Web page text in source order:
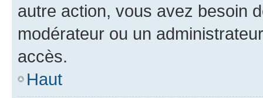
autre action, vous avez besoin
modérateur ou un
accès.
Haut